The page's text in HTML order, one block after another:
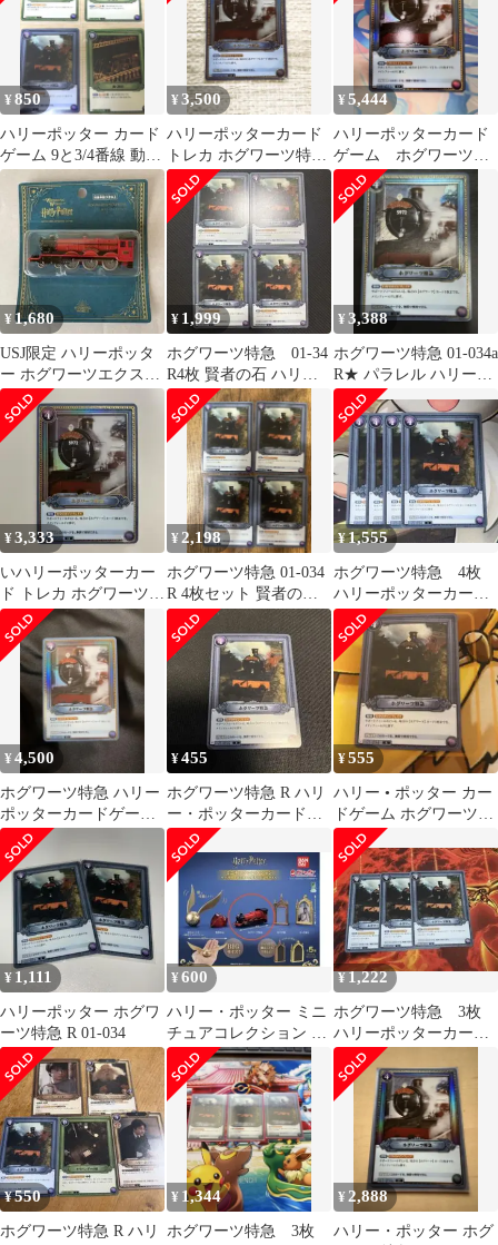
¥850
ハリーポッター カード
ゲーム 9と3/4番線 動く
階段 ホグワーツ特急 4
¥3,500
ハリーポッターカード
トレカ ホグワーツ特急
01-034a R パラレル
¥5,444
ハリーポッターカード
ゲーム ホグワーツ特
急 パラレル R★
¥1,680
USJ限定 ハリーポッタ
ー ホグワーツエクスプ
レス
¥ 1,999
ホグワーツ特急 01-34
R4枚 賢者の石 ハリ
ー・ポッターカードゲ
ーム
¥3,388
ホグワーツ特急 01-034a
R★ パラレル ハリーポ
ッターカード
¥3,333
いハリーポッターカー
ド トレカ ホグワーツ特
急 01-034a R パラレル
¥2,198
ホグワーツ特急 01-034
R 4枚セット 賢者の石
ハリーポッターカード
¥1,555
ホグワーツ特急 4枚
ハリーポッターカー
ド 01-034
¥4,500
ホグワーツ特急 ハリー
ポッターカードゲーム
R★
¥455
ホグワーツ特急 R ハリ
ー・ポッターカードゲ
ーム 賢者の石Part.1
¥555
ハリー • ポッター カー
ドゲーム ホグワーツ特
急 R 01-034
¥ 1,111
ハリーポッター ホグワ
ーツ特急 R 01-034
¥600
ハリー・ポッター ミニ
チュアコレクション ホ
グワーツ特急 ガシャポ
ン
¥1,222
ホグワーツ特急 3枚
ハリーポッターカー
ド 01-034
¥550
ホグワーツ特急 R ハリ
¥ 1,344
ホグワーツ特急 3枚
¥ 2,888
ハリー・ポッター ホグ